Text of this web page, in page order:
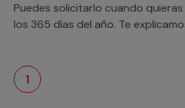
Puedes solicitarlo cuando
los 365 días del año. Te
1